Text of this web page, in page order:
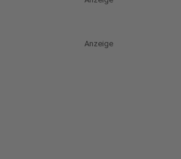
Anzeige